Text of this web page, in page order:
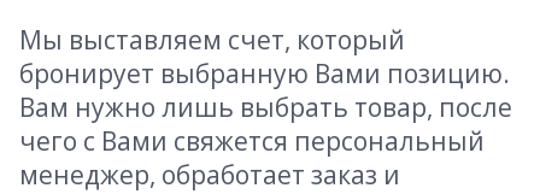
Мы выставляем счет, который
бронирует выбранную Вами позицию.
Вам нужно лишь выбрать товар, после
чего с Вами свяжется персональный
менеджер, обработает заказ и